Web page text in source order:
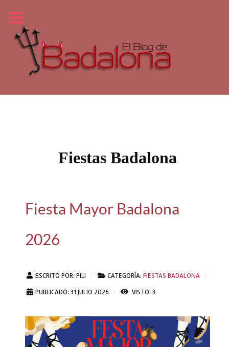
Fiestas Badalona
Fiesta Mayor Badalona
2026
ESCRITO POR: PILI CATEGORÍA: FIESTAS BADALONA
PUBLICADO: 31 JULIO 2026
VISTO: 3